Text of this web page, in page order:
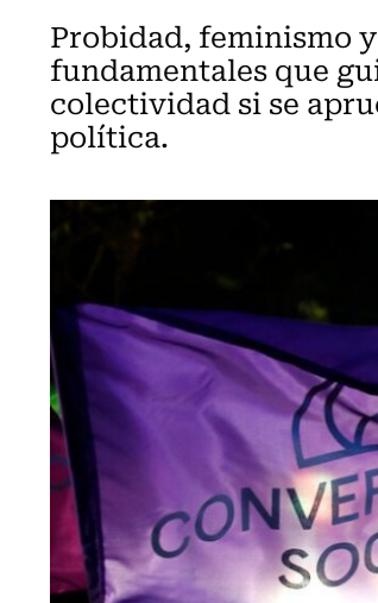
Probidad, feminismo
fundamentales que
colectividad si se
política.